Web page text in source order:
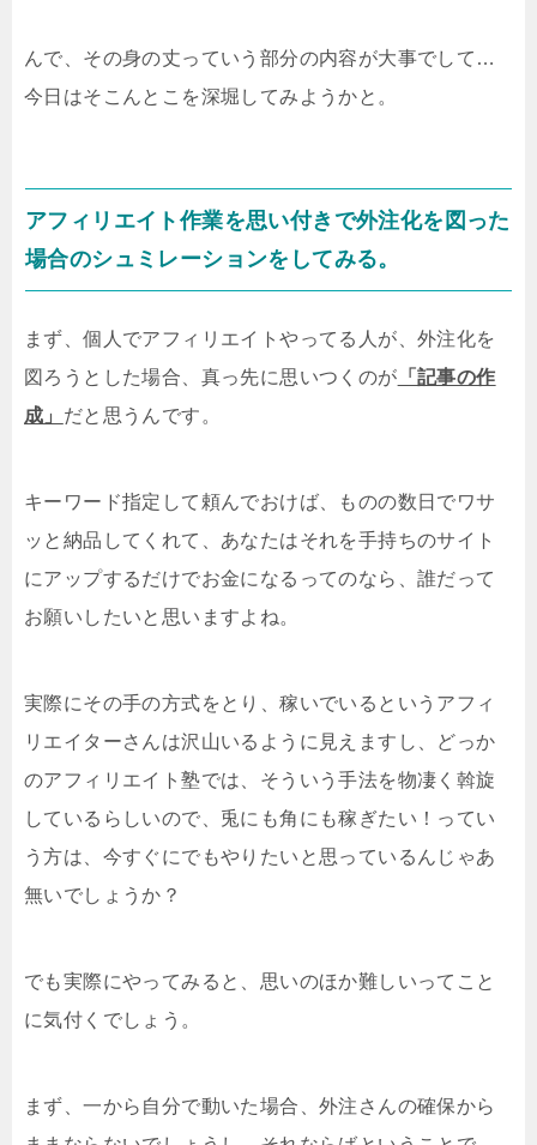
んで、その身の丈っていう部分の内容が大事でして…
今日はそこんとこを深堀してみようかと。
アフィリエイト作業を思い付きで外注化を図った
場合のシュミレーションをしてみる。
まず、個人でアフィリエイトやってる人が、外注化を
図ろうとした場合、真っ先に思いつくのが 「記事の作
成」 だと思うんです。
キーワード指定して頼んでおけば、ものの数日でワサ
ッと納品してくれて、あなたはそれを手持ちのサイト
にアップするだけでお金になるってのなら、誰だって
お願いしたいと思いますよね。
実際にその手の方式をとり、稼いでいるというアフィ
リエイターさんは沢山いるように見えますし、どっか
のアフィリエイト塾では、そういう手法を物凄く斡旋
しているらしいので、兎にも角にも稼ぎたい！ってい
う方は、今すぐにでもやりたいと思っているんじゃあ
無いでしょうか？
でも実際にやってみると、思いのほか難しいってこと
に気付くでしょう。
まず、一から自分で動いた場合、外注さんの確保から